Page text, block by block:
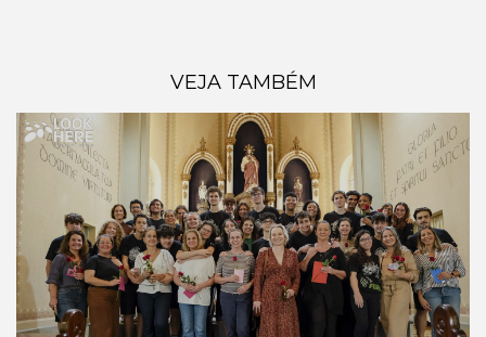
VEJA TAMBÉM